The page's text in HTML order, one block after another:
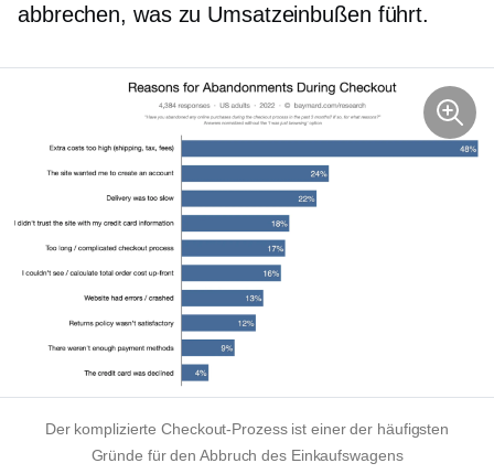
abbrechen, was zu Umsatzeinbußen führt.
Der komplizierte Checkout-Prozess ist einer der häufigsten
Gründe für den Abbruch des Einkaufswagens